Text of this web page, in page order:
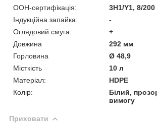
ООН-сертифікація:
3H1/Y1, 8/200
Індукційна запайка:
-
Оглядовий смуга:
+
Довжина
292 мм
Горловина
Ø 48,9
Місткість
10 л
Матеріал:
HDPE
Колір:
Білий,
вимогу
Приховати